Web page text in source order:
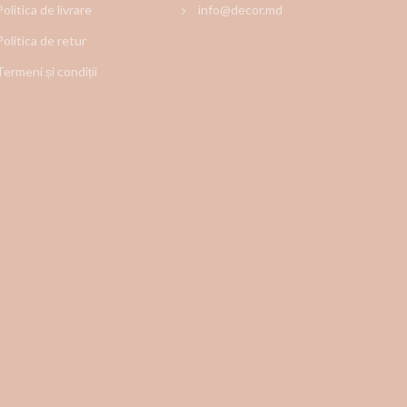
de livrare
de retur
și condiții
info@decor.md